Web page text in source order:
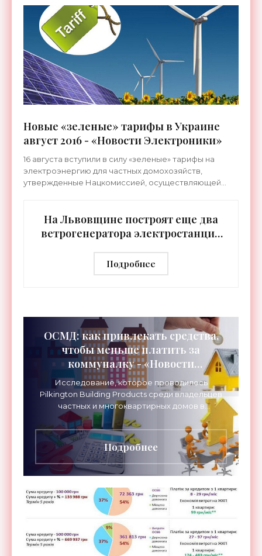
Новые «зеленые» тарифы в Украине
август 2016 - «Новости Электроники»
16 августа вступили в силу «зеленые» тарифы на
электроэнергию для частных домохозяйств,
утвержденные Нацкомиссией, осуществляющей
На Львовщине построят еще два
ветрогенератора электростанции
Электроники»
Подробнее
ОСМД: как привлекать средства,
чтобы меньше платить за
коммуналку - «Новости
Электроники»
Исследование, которое проводилось
Pilkington Building Products среди владельцев
частных и многоквартирных домов в
Великобритании, показало, что более
половины респондентов склонны
Подробнее